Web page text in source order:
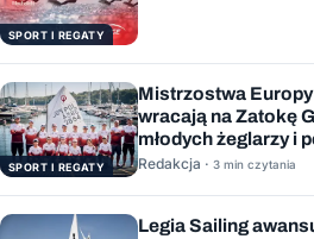
SPORT I REGATY
SPORT I REGATY
Mistrzostwa
wracają na Zatokę
młodych żeglarzy i
Polski
Redakcja · 3 min czytania
Legia Sailing